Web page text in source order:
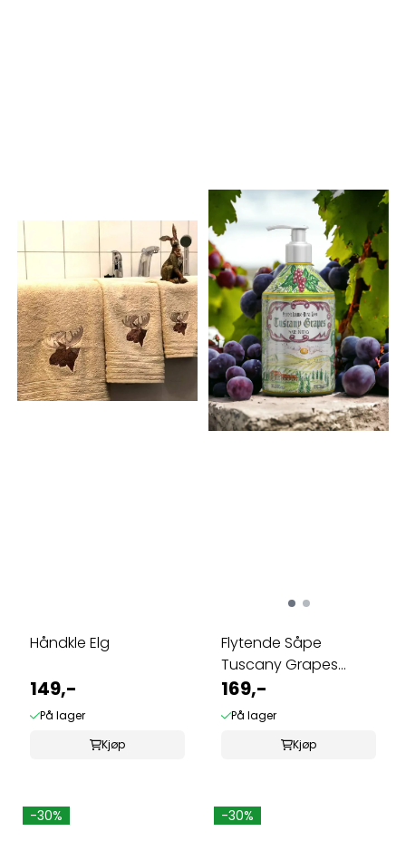
Håndkle Elg
149,-
På lager
Kjøp
Flytende Såpe
Tuscany Grapes
500ml
169,-
På lager
Kjøp
-30% -30%